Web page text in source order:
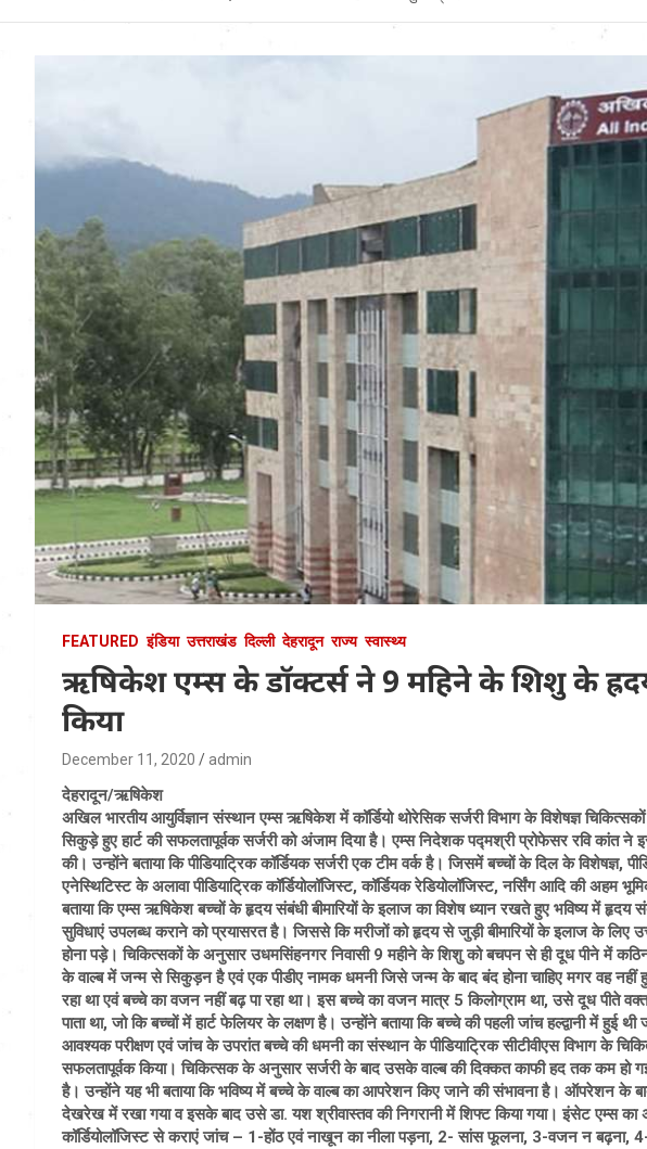
Uttarakhand News in
FEATURED इंडिया उत्तराखंड दिल्ली देहरादून राज्य स्वास्थ्य
ऋषिकेश एम्स के डॉक्टर्स ने 9 महिने के शिशु के
किया
December 11, 2020 admin
देहरादून/ऋषिकेश
अखिल भारतीय आयुर्विज्ञान संस्थान एम्स ऋषिकेश में कॉर्डियो थोरेसिक सर्जरी विभाग के विशेषज्ञ
सिकुड़े हुए हार्ट की सफलतापूर्वक सर्जरी को अंजाम दिया है। एम्स निदेशक पद्मश्री प्रोफेसर रवि कांत ने
की। उन्होंने बताया कि पीडियाट्रिक कॉर्डियक सर्जरी एक टीम वर्क है। जिसमें बच्चों के दिल के विशेषज्ञ,
एनेस्थिटिस्ट के अलावा पीडियाट्रिक कॉर्डियोलॉजिस्ट, कॉर्डियक रेडियोलॉजिस्ट, नर्सिंग आदि की अहम
बताया कि एम्स ऋषिकेश बच्चों के हृदय संबंधी बीमारियों के इलाज का विशेष ध्यान रखते हुए ​भविष्य में हृदय
सुविधाएं उपलब्ध कराने को प्रयासरत है। जिससे कि मरीजों को हृदय से जुड़ी बीमारियों के इलाज के लिए
होना पड़े। चिकित्सकों के अनुसार उधमसिंहनगर निवासी 9 महीने के शिशु को बचपन से ही दूध पीने में
के वाल्ब में जन्म से सिकुड़न है एवं एक पीडीए नामक धमनी जिसे जन्म के बाद बंद होना चाहिए मगर वह
रहा था एवं बच्चे का वजन नहीं बढ़ पा रहा था। इस बच्चे का वजन मात्र 5 किलोग्राम था, उसे दूध पीते
पाता था, जो कि बच्चों में हार्ट फेलियर के लक्षण है। उन्होंने बताया ​कि बच्चे की पहली जांच हल्द्वानी में
आवश्यक परीक्षण एवं जांच के उपरांत बच्चे की धमनी का संस्थान के पीडियाट्रिक सीटीवीएस विभाग के
सफलतापूर्वक किया। चिकित्सक के अनुसार सर्जरी के बाद उसके वाल्ब की दिक्कत काफी हद तक कम हो
है। उन्होंने यह भी बताया ​कि भविष्य में बच्चे के वाल्ब का आपरेशन किए जाने की संभावना है। ऑपरेशन के
देखरेख में रखा गया व इसके बाद उसे डा. यश श्रीवास्तव की निगरानी में शिफ्ट किया गया। इंसेट एम्स का
कॉर्डियोलॉजिस्ट से कराएं जांच – 1-होंठ एवं नाखून का नीला पड़ना, 2- सांस फूलना, 3-वजन न बढ़ना,